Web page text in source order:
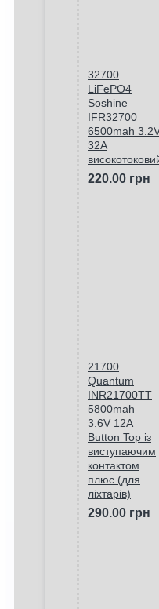
32700
LiFePO4
Soshine
IFR32700
6500mah
32A
220.00 грн
21700
Quantum
INR21700TT
5800mah
3.6V 12A
Button Top із
виступаючим
контактом
плюс (для
ліхтарів)
290.00 грн